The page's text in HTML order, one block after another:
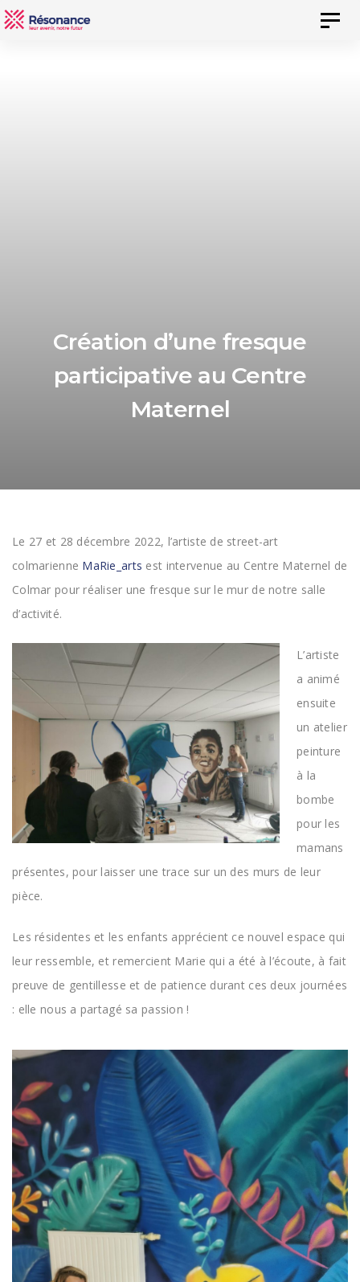
Skip
Skip
to
Création d’une fresque
participative au Centre
Maternel
Le 27 et 28 décembre 2022, l’artiste de street-art
colmarienne MaRie_arts est intervenue au Centre Maternel de
Colmar pour réaliser une fresque sur le mur de notre salle
d’activité.
L’artiste
a animé
ensuite
un atelier
peinture
à la
bombe
pour les
mamans
présentes, pour laisser une trace sur un des murs de leur
pièce.
Les résidentes et les enfants apprécient ce nouvel espace qui
leur ressemble, et remercient Marie qui a été à l’écoute, à fait
preuve de gentillesse et de patience durant ces deux journées
: elle nous a partagé sa passion !